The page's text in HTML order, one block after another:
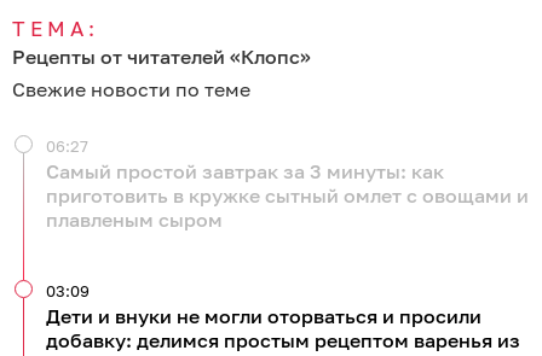
Летнее средиземноморское трио: готовим салат
из свежих помидоров, нежной брынзы и терпких
маслин
Все новости по теме
875 кулинария рецепты
0 0 1 0 0 0